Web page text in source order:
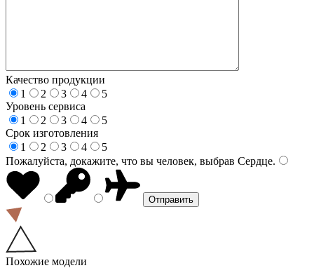
Качество продукции
1
2 3 4
5
Уровень сервиса
1
2 3 4
5
Срок изготовления
1
2 3 4
5
Пожалуйста, докажите, что вы человек, выбрав Сердце.
Похожие модели